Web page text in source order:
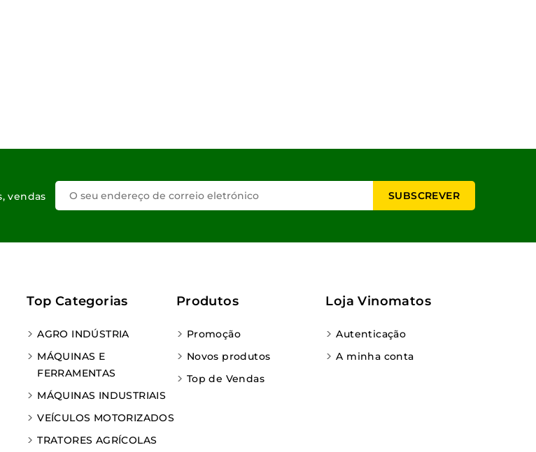
vendas
Top Categorias
AGRO INDÚSTRIA
MÁQUINAS E
FERRAMENTAS
MÁQUINAS INDUSTRIAIS
VEÍCULOS MOTORIZADOS
TRATORES AGRÍCOLAS
Produtos
Promoção
Novos produtos
Top de Vendas
Loja Vinomatos
Autenticação
A minha conta